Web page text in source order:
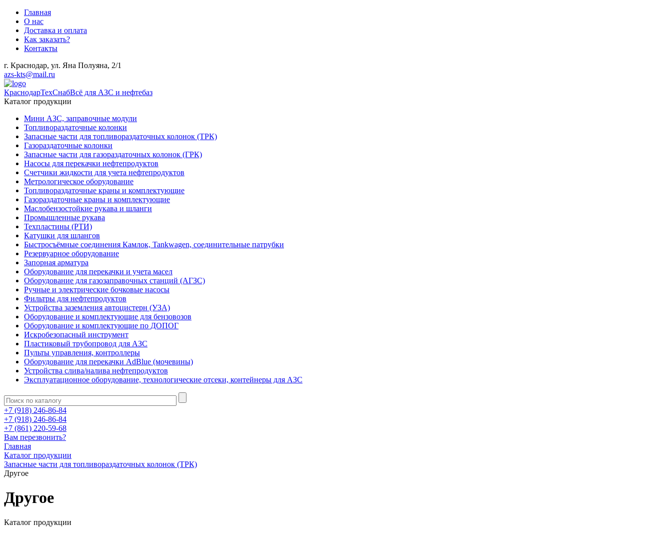
Главная
О нас
Доставка и оплата
Как заказать?
Контакты
г. Краснодар, ул. Яна Полуяна, 2/1
azs-kts@mail.ru
КраснодарТехСнабВсё для АЗС и нефтебаз
Каталог продукции
Мини АЗС, заправочные модули
Топливораздаточные колонки
Запасные части для топливораздаточных колонок (ТРК)
Газораздаточные колонки
Запасные части для газораздаточных колонок (ГРК)
Насосы для перекачки нефтепродуктов
Счетчики жидкости для учета нефтепродуктов
Метрологическое оборудование
Топливораздаточные краны и комплектующие
Газораздаточные краны и комплектующие
Маслобензостойкие рукава и шланги
Промышленные рукава
Техпластины (РТИ)
Катушки для шлангов
Быстросъёмные соединения Камлок, Tankwagen, соединительные патрубки
Резервуарное оборудование
Запорная арматура
Оборудование для перекачки и учета масел
Оборудование для газозаправочных станций (АГЗС)
Ручные и электрические бочковые насосы
Фильтры для нефтепродуктов
Устройства заземления автоцистерн (УЗА)
Оборудование и комплектующие для бензовозов
Оборудование и комплектующие по ДОПОГ
Искробезопасный инструмент
Пластиковый трубопровод для АЗС
Пульты управления, контроллеры
Оборудование для перекачки AdBlue (мочевины)
Устройства слива/налива нефтепродуктов
Эксплуатационное оборудование, технологические отсеки, контейнеры для АЗС
+7 (918) 246-86-84
+7 (918) 246-86-84
+7 (861) 220-59-68
Вам перезвонить?
Главная
Каталог продукции
Запасные части для топливораздаточных колонок (ТРК)
Другое
Другое
Каталог продукции